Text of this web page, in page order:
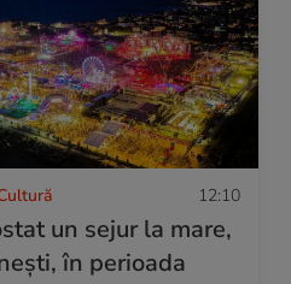
12:10
un sejur la mare,
în perioada